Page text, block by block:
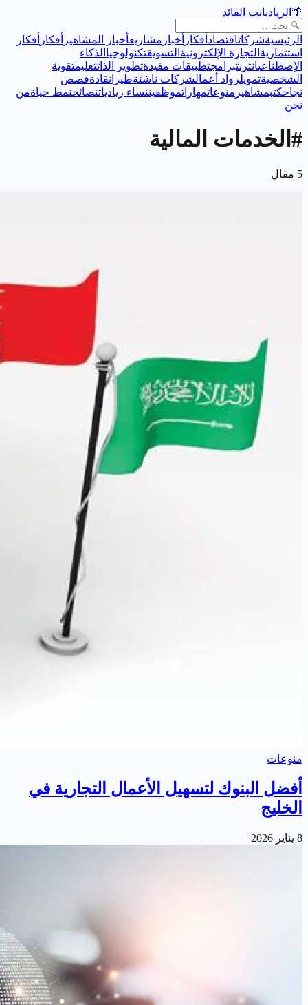
🌴 الرياديانت القائد
الرئيسيةشركاتاقتصاد أفكار أخبار مشاريعأخبار المشاهير أفكار أفكار
استثمارية التجارة الإلكترونية التسويقتكنولوجيا الذكاء
الإصطناعيانترنتبرامجتطبيقات مفيدةتطوير الذاتتعليمتقوية
الشخصيةتمويلرواد أعمالشركات ناشئةطيرانقادةقصص
نجاحكتبمشاهير منوعاتمهاراتموظفيننساء ريادياتنصائحنمط حياةمن
نحن
# الخدمات المالية
5 مقال
منوعات
أفضل البنوك لتسهيل الأعمال التجارية في
الخليج
8 يناير 2026